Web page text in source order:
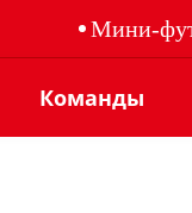
Мини-
Команды